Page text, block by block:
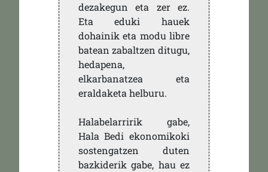
dezakegun eta zer ez.
Eta eduki hauek
dohainik eta modu libre
batean zabaltzen ditugu,
hedapena,
elkarbanatzea eta
eraldaketa helburu.
Halabelarririk gabe,
Hala Bedi ekonomikoki
sostengatzen duten
bazkiderik gabe, hau ez